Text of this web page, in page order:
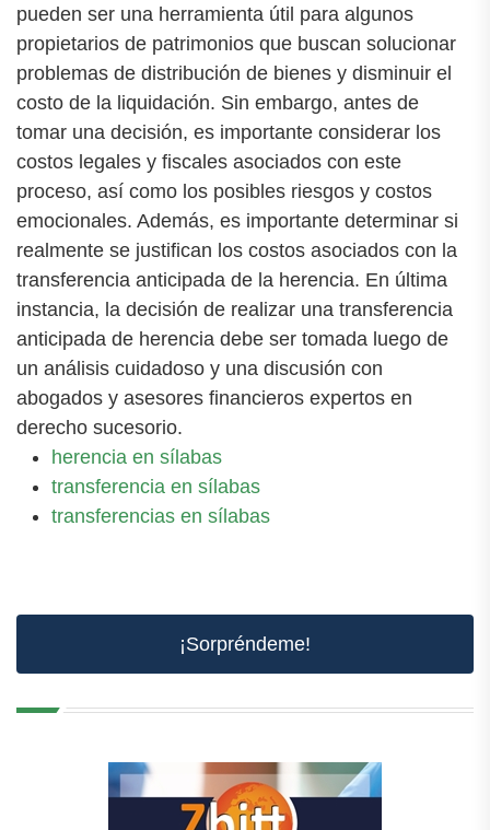
pueden ser una herramienta útil para algunos
propietarios de patrimonios que buscan solucionar
problemas de distribución de bienes y disminuir el
costo de la liquidación. Sin embargo, antes de
tomar una decisión, es importante considerar los
costos legales y fiscales asociados con este
proceso, así como los posibles riesgos y costos
emocionales. Además, es importante determinar si
realmente se justifican los costos asociados con la
transferencia anticipada de la herencia. En última
instancia, la decisión de realizar una transferencia
anticipada de herencia debe ser tomada luego de
un análisis cuidadoso y una discusión con
abogados y asesores financieros expertos en
derecho sucesorio.
herencia en sílabas
transferencia en sílabas
transferencias en sílabas
¡Sorpréndeme!